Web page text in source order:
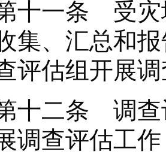
一条 受灾地
集、汇总和
评估组开展
二条 调查评
调查评估工